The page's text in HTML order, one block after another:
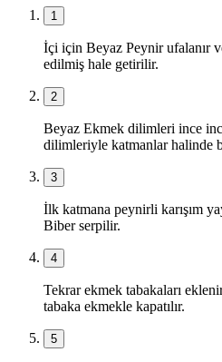
1
İçi için Beyaz Peynir ufalanır
edilmiş hale getirilir.
2
Beyaz Ekmek dilimleri ince
dilimleriyle katmanlar halinde
3
İlk katmana peynirli karışım
Biber serpilir.
4
Tekrar ekmek tabakaları
tabaka ekmekle kapatılır.
5